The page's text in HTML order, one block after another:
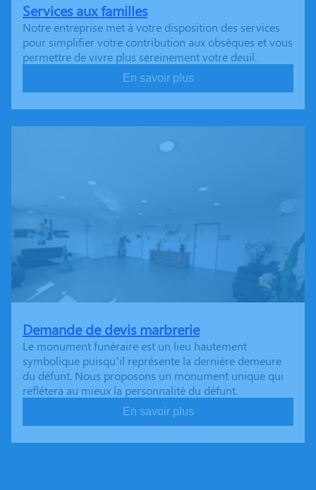
Services aux familles
Notre entreprise met à votre disposition des services
pour simplifier votre contribution aux obsèques et vous
permettre de vivre plus sereinement votre deuil.
En savoir plus
Demande de devis marbrerie
Le monument funéraire est un lieu hautement
symbolique puisqu’il représente la dernière demeure
du défunt. Nous proposons un monument unique qui
reflétera au mieux la personnalité du défunt.
En savoir plus